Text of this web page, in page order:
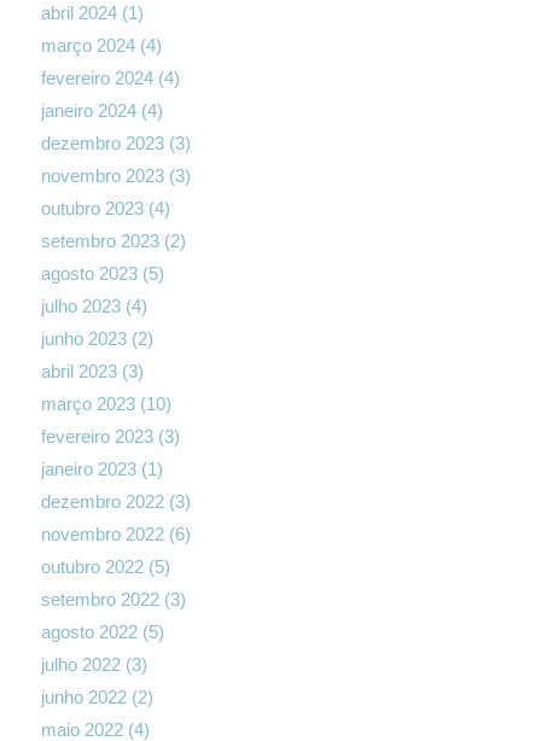
abril 2024(1)
março 2024(4)
fevereiro 2024(4)
janeiro 2024(4)
dezembro 2023(3)
novembro 2023(3)
outubro 2023(4)
setembro 2023(2)
agosto 2023(5)
julho 2023(4)
junho 2023(2)
abril 2023(3)
março 2023(10)
fevereiro 2023(3)
janeiro 2023(1)
dezembro 2022(3)
novembro 2022(6)
outubro 2022(5)
setembro 2022(3)
agosto 2022(5)
julho 2022(3)
junho 2022(2)
maio 2022(4)